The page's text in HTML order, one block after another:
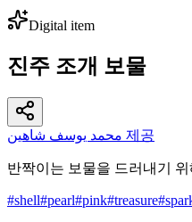
Digital item
진주 조개 보물
محمد يوسف شاهين 제공
반짝이는 보물을 드러내기
#shell#pearl#pink#treasure#